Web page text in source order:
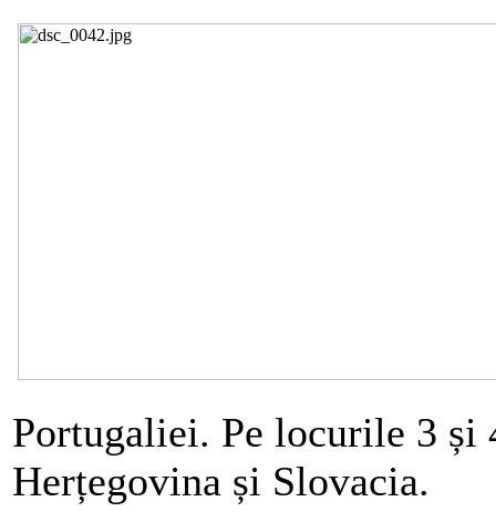
Portugaliei. Pe locurile 3 și
Herțegovina și Slovacia.